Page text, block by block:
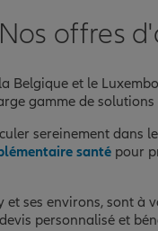
Nos offres
et le
gamme de solutions
sereinement dans
santé pour
ses environs, sont
personnalisé et